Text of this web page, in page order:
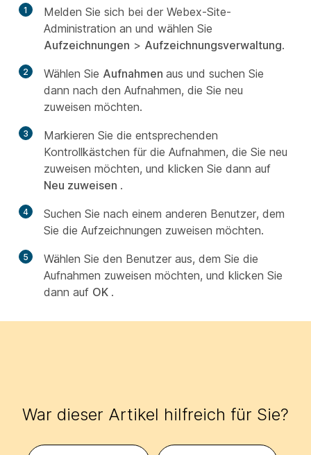
1
Melden Sie sich bei der Webex-Site-
Administration an und wählen Sie
Aufzeichnungen > Aufzeichnungsverwaltung.
2 Wählen Sie Aufnahmen aus und suchen Sie
dann nach den Aufnahmen, die Sie neu
zuweisen möchten.
3
Markieren Sie die entsprechenden
Kontrollkästchen für die Aufnahmen, die Sie neu
zuweisen möchten, und klicken Sie dann auf
Neu zuweisen .
4
Suchen Sie nach einem anderen Benutzer, dem
Sie die Aufzeichnungen zuweisen möchten.
5
Wählen Sie den Benutzer aus, dem Sie die
Aufnahmen zuweisen möchten, und klicken Sie
dann auf OK .
War dieser Artikel hilfreich für Sie?